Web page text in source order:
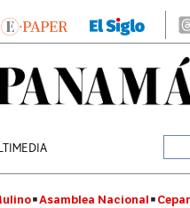
Asamblea Nacional